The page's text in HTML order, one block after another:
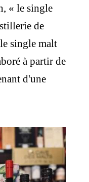
« le single
de
single malt
à partir de
d'une